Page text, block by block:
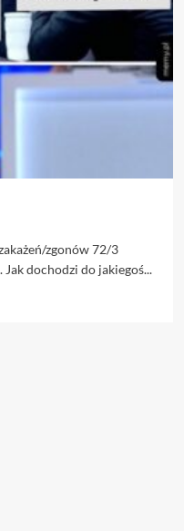
zgonów 72/3
dochodzi do jakiegoś...